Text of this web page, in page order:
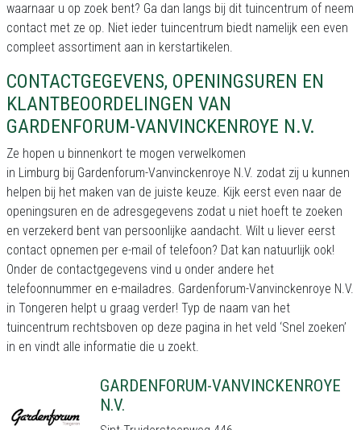
waarnaar u op zoek bent? Ga dan langs bij dit tuincentrum of neem
contact met ze op. Niet ieder tuincentrum biedt namelijk een even
compleet assortiment aan in kerstartikelen.
CONTACTGEGEVENS, OPENINGSUREN EN
KLANTBEOORDELINGEN VAN
GARDENFORUM-VANVINCKENROYE N.V.
Ze hopen u binnenkort te mogen verwelkomen
in Limburg bij Gardenforum-Vanvinckenroye N.V. zodat zij u kunnen
helpen bij het maken van de juiste keuze. Kijk eerst even naar de
openingsuren en de adresgegevens zodat u niet hoeft te zoeken
en verzekerd bent van persoonlijke aandacht. Wilt u liever eerst
contact opnemen per e-mail of telefoon? Dat kan natuurlijk ook!
Onder de contactgegevens vind u onder andere het
telefoonnummer en e-mailadres. Gardenforum-Vanvinckenroye N.V.
in Tongeren helpt u graag verder! Typ de naam van het
tuincentrum rechtsboven op deze pagina in het veld ‘Snel zoeken’
in en vindt alle informatie die u zoekt.
GARDENFORUM-VANVINCKENROYE
N.V.